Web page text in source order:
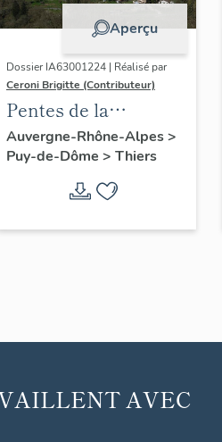
Aperçu
Dossier IA63001224 | Réalisé par
Ceroni Brigitte (Contributeur)
Pentes de la
commune de Thiers
Auvergne-Rhône-Alpes>
Puy-de-Dôme > Thiers
AVEC